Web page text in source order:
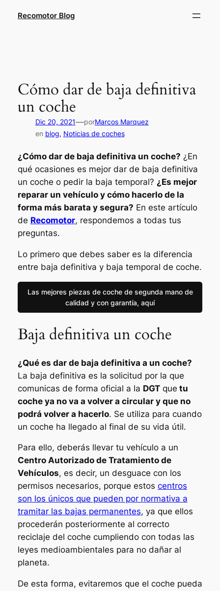
Recomotor Blog
Cómo dar de baja definitiva
un coche
Dic 20, 2021—porMarcos Marquez
en blog, Noticias de coches
¿Cómo dar de baja definitiva un coche? ¿En
qué ocasiones es mejor dar de baja definitiva
un coche o pedir la baja temporal? ¿Es mejor
reparar un vehículo y cómo hacerlo de la
forma más barata y segura? En este artículo
de Recomotor, respondemos a todas tus
preguntas.
Lo primero que debes saber es la diferencia
entre baja definitiva y baja temporal de coche.
Las mejores piezas de coche de segunda mano de
calidad y con garantía, aquí
Baja definitiva un coche
¿Qué es dar de baja definitiva a un coche?
La baja definitiva es la solicitud por la que
comunicas de forma oficial a la DGTque tu
coche ya no va a volver a circular y que no
podrá volver a hacerlo. Se utiliza para cuando
un coche ha llegado al final de su vida útil.
Para ello, deberás llevar tu vehículo a un
Centro Autorizado de Tratamiento de
Vehículos, es decir, un desguace con los
permisos necesarios, porque estos centros
son los únicos que pueden por normativa a
tramitar las bajas permanentes, ya que ellos
procederán posteriormente al correcto
reciclaje del coche cumpliendo con todas las
leyes medioambientales para no dañar al
planeta.
De esta forma, evitaremos que el coche pueda